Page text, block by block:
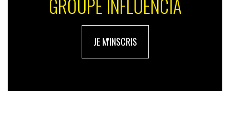
GROUPE INFLUENCIA
JE M'INSCRIS